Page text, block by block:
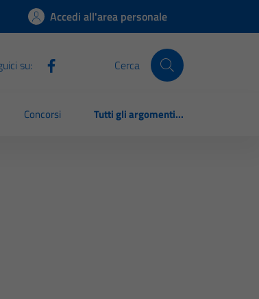
attiva: Accedi all'area personale
su: Cerca
Concorsi Tutti gli argomenti...